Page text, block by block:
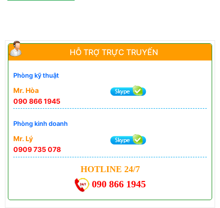
HỖ TRỢ TRỰC TRUYẾN
Phòng kỹ thuật
Mr. Hòa
090 866 1945
Phòng kinh doanh
Mr. Lý
0909 735 078
HOTLINE 24/7
090 866 1945